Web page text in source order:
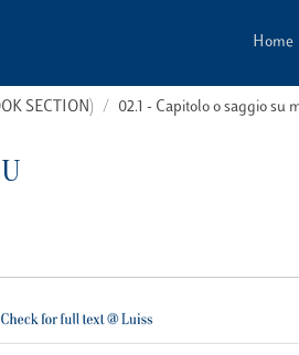
Home
SECTION) 02.1 - Capitolo o saggio su